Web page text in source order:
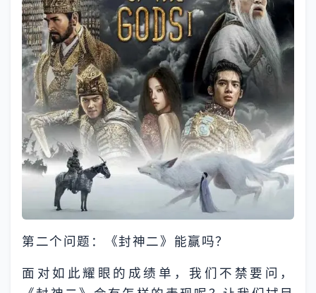
第二个问题：《封神二》能赢吗？
面对如此耀眼的成绩单，我们不禁要问，